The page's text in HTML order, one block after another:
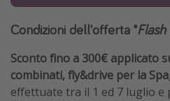
Condizioni dell'offerta "
Sconto fino a 300€ applicato
combinati, fly&drive per la
effettuate tra il 1 ed 7 luglio e